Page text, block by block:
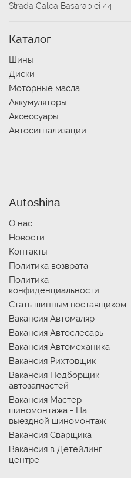
Strada Calea Basarabiei 44
Каталог
Шины
Диски
Моторные масла
Аккумуляторы
Аксессуары
Автосигнализации
Autoshina
О нас
Новости
Контакты
Политика возврата
Политика
конфиденциальности
Стать шинным поставщиком
Вакансия Автомаляр
Вакансия Автослесарь
Вакансия Автомеханика
Вакансия Рихтовщик
Вакансия Подборщик
автозапчастей
Вакансия Мастер
шиномонтажа - На
выездной шиномонтаж
Вакансия Сварщика
Вакансия в Детейлинг
центре